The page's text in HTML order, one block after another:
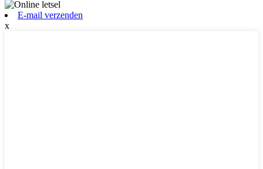
E-mail verzenden
x